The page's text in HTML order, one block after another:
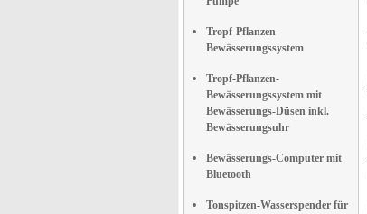
Tropf-Pflanzen-
Bewässerungssystem
Tropf-Pflanzen-
Bewässerungssystem mit
Bewässerungs-Düsen inkl.
Bewässerungsuhr
Bewässerungs-Computer mit
Bluetooth
Tonspitzen-Wasserspender für